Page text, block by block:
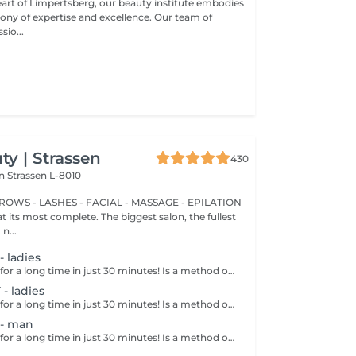
of Limpertsberg, our beauty institute embodies
expertise and excellence. Our team of
| Strassen
430
Strassen L-8010
- LASHES - FACIAL - MASSAGE - EPILATION
its most complete. The biggest salon, the fullest
ladies
Get smooth skin for a long time in just 30 minutes! Is a method of hair removal when your hair is pulled out with warm wax with the hair follicle. How is wax epilation done? - preparation is performed - wax is applied - depilation is performed - wax residue is removed Age restrictions: recommended to do from 14 years. Post procedure recommendations: do not take hot bath, do not visit sauna, do not swim in the pool for 12 hours after the procedure - it can cause irritation. Frequency: once in 4 weeks.
- ladies
Get smooth skin for a long time in just 30 minutes! Is a method of hair removal when your hair is pulled out with warm wax with the hair follicle. How is wax epilation done? - preparation is performed - wax is applied - depilation is performed - wax residue is removed Age restrictions: recommended to do from 14 years. Post procedure recommendations: do not take hot bath, do not visit sauna, do not swim in the pool for 12 hours after the procedure - it can cause irritation. Frequency: once in 4 weeks.
man
Get smooth skin for a long time in just 30 minutes! Is a method of hair removal when your hair is pulled out with warm wax with the hair follicle. How is wax epilation done? - preparation is performed - wax is applied - depilation is performed - wax residue is removed Age restrictions: recommended to do from 14 years. Post procedure recommendations: do not take hot bath, do not visit sauna, do not swim in the pool for 12 hours after the procedure - it can cause irritation. Frequency: once in 4 weeks.